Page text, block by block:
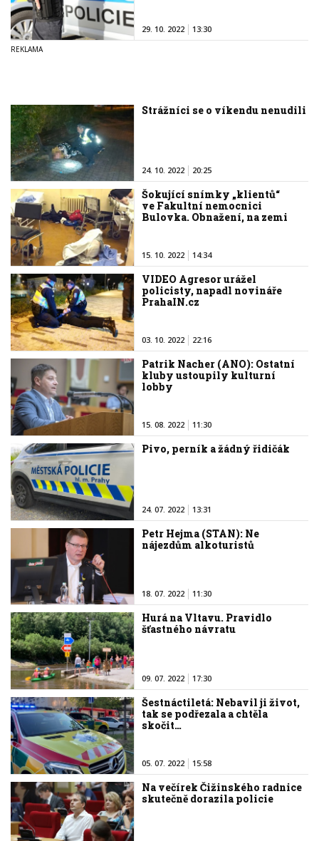
29. 10. 2022 13:30
Strážníci se o víkendu nenudili
24. 10. 2022 20:25
Šokující snímky „klientů“
ve Fakultní nemocnici
Bulovka. Obnažení, na zemi
15. 10. 2022 14:34
VIDEO Agresor urážel
policisty, napadl novináře
PrahaIN.cz
03. 10. 2022 22:16
Patrik Nacher (ANO): Ostatní
kluby ustoupily kulturní
lobby
15. 08. 2022 11:30
Pivo, perník a žádný řidičák
24. 07. 2022 13:31
Petr Hejma (STAN): Ne
nájezdům alkoturistů
18. 07. 2022 11:30
Hurá na Vltavu. Pravidlo
šťastného návratu
09. 07. 2022 17:30
Šestnáctiletá: Nebavil ji život,
tak se podřezala a chtěla
skočit…
05. 07. 2022 15:58
Na večírek Čižinského radnice
skutečně dorazila policie